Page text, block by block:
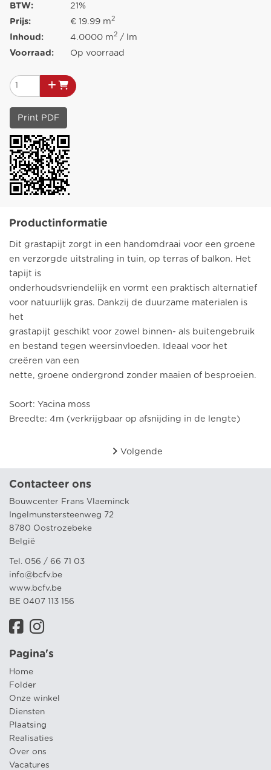
BTW:
21%
Prijs:
€ 19.99 m2
Inhoud: 4.0000 m2 / lm
Voorraad:
Op voorraad
Print PDF
Productinformatie
Dit grastapijt zorgt in een handomdraai voor een groene
en verzorgde uitstraling in tuin, op terras of balkon. Het
tapijt is
onderhoudsvriendelijk en vormt een praktisch alternatief
voor natuurlijk gras. Dankzij de duurzame materialen is
het
grastapijt geschikt voor zowel binnen- als buitengebruik
en bestand tegen weersinvloeden. Ideaal voor het
creëren van een
nette, groene ondergrond zonder maaien of besproeien.
Soort: Yacina moss
Breedte: 4m (verkrijgbaar op afsnijding in de lengte)
Volgende
Contacteer ons
Bouwcenter Frans Vlaeminck
Ingelmunstersteenweg 72
8780 Oostrozebeke
België
Tel. 056 / 66 71 03
info@bcfv.be
www.bcfv.be
BE 0407 113 156
Pagina's
Home
Folder
Onze winkel
Diensten
Plaatsing
Realisaties
Over ons
Vacatures